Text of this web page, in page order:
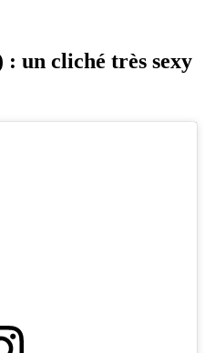
: un cliché très sexy